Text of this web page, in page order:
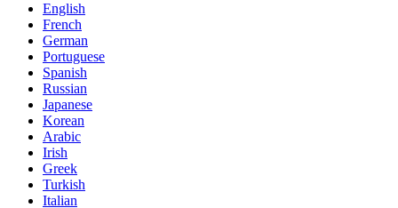
English
French
German
Portuguese
Spanish
Russian
Japanese
Korean
Arabic
Irish
Greek
Turkish
Italian